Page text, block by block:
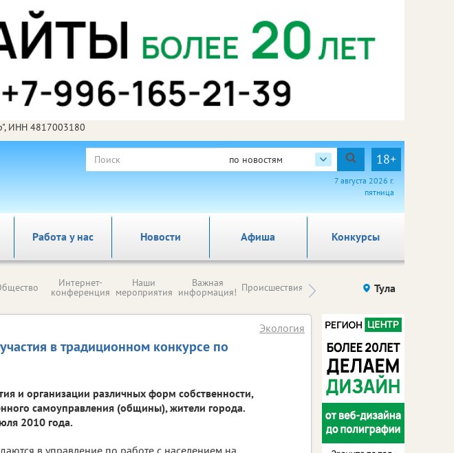
ИНН 4817003180
по новостям 18+
7 августа 2026 г.
пятница
Работа у нас Новости Афиша Конкурсы
Интернет-
конференция
Наши
мероприятия
Важная
информация! Происшествия Здоровье компаний (на
Тула
в традиционном конкурсе по
Экология
и организации различных форм собственности,
самоуправления (общины), жители города.
2010 года.
в управление по работе с населением на